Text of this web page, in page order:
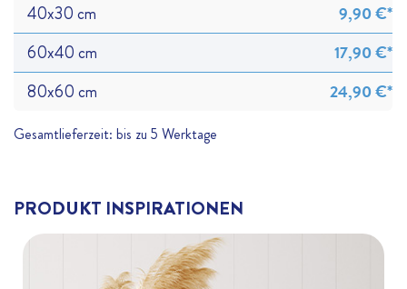
40x30 cm 9,90 €*
60x40 cm 17,90 €*
80x60 cm 24,90 €*
Gesamtlieferzeit: bis zu 5 Werktage
PRODUKT INSPIRATIONEN